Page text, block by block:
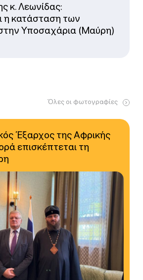
κ. Λεωνίδας:
η κατάσταση των
Υποσαχάρια (Μαύρη)
Όλες οι φωτογραφίες
Έξαρχος της Αφρικής
επισκέπτεται τη